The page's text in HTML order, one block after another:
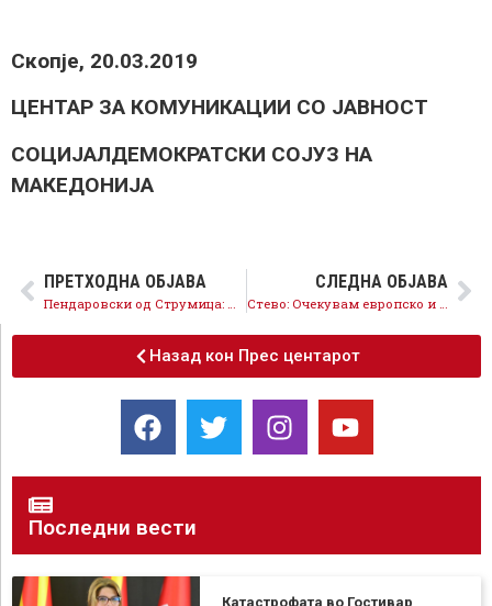
Скопје, 20.03.2019
​ЦЕНТАР ЗА КОМУНИКАЦИИ СО ЈАВНОСТ
​СОЦИЈАЛДЕМОКРАТСКИ СОЈУЗ НА
МАКЕДОНИЈА
ПРЕТХОДНА ОБЈАВА
Пендаровски од Струмица: Мојот концепт обединува и води напред, отфрлам било какви поделби, нудам заедништво
СЛЕДНА ОБЈАВА
Стево: Очекувам европско и одговорно однесување од сите учесници во изборниот процес
Назад кон Прес центарот
Последни вести
Катастрофата во Гостивар